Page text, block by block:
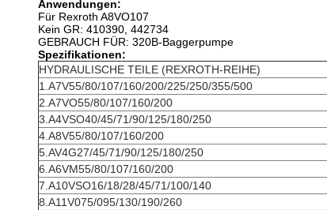
Anwendungen:
Für Rexroth A8VO107
Kein GR: 410390, 442734
GEBRAUCH FÜR: 320B-Baggerpumpe
Spezifikationen:
HYDRAULISCHE TEILE (REXROTH-REIHE)
1.A7V55/80/107/160/200/225/250/355/500
2.A7VO55/80/107/160/200
3.A4VSO40/45/71/90/125/180/250
4.A8V55/80/107/160/200
5.AV4G27/45/71/90/125/180/250
6.A6VM55/80/107/160/200
7.A10VSO16/18/28/45/71/100/140
8.A11V075/095/130/190/260